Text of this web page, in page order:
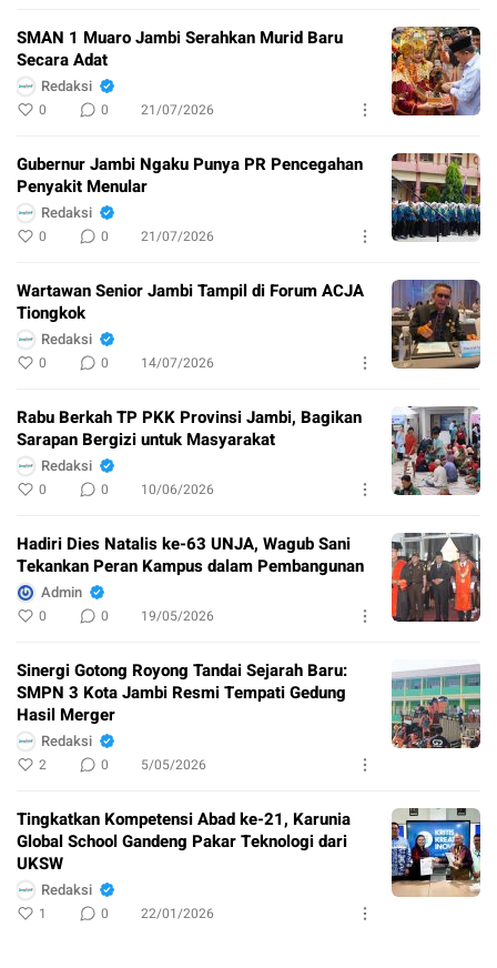
SMAN 1 Muaro Jambi Serahkan Murid Baru
Secara Adat
Redaksi
0 0 21/07/2026
Gubernur Jambi Ngaku Punya PR Pencegahan
Penyakit Menular
Redaksi
0 0 21/07/2026
Wartawan Senior Jambi Tampil di Forum ACJA
Tiongkok
Redaksi
0 0 14/07/2026
Rabu Berkah TP PKK Provinsi Jambi, Bagikan
Sarapan Bergizi untuk Masyarakat
Redaksi
0 0 10/06/2026
Hadiri Dies Natalis ke-63 UNJA, Wagub Sani
Tekankan Peran Kampus dalam Pembangunan
Admin
0 0 19/05/2026
Sinergi Gotong Royong Tandai Sejarah Baru:
SMPN 3 Kota Jambi Resmi Tempati Gedung
Hasil Merger
Redaksi
2 0 5/05/2026
Tingkatkan Kompetensi Abad ke-21, Karunia
Global School Gandeng Pakar Teknologi dari
UKSW
Redaksi
1 0 22/01/2026